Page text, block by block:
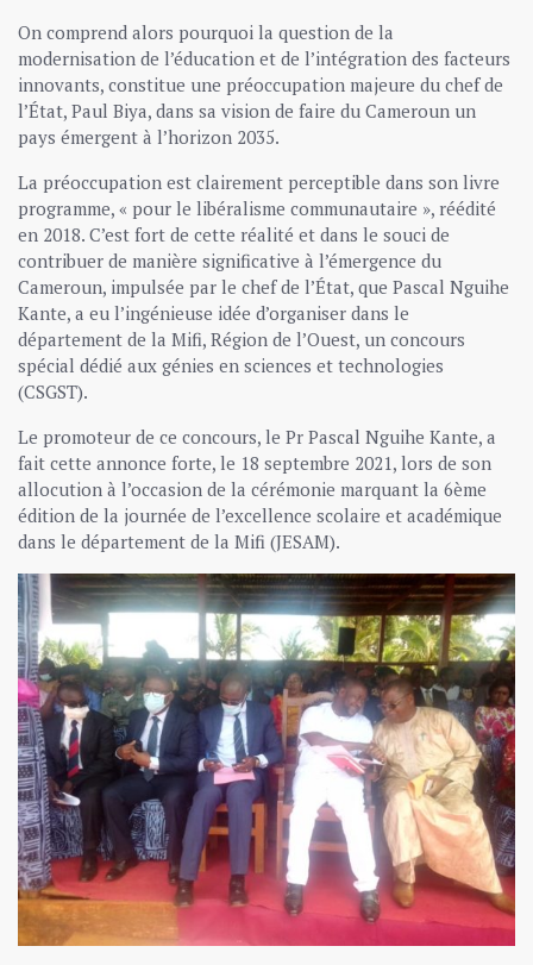
On comprend alors pourquoi la question de la
modernisation de l’éducation et de l’intégration des facteurs
innovants, constitue une préoccupation majeure du chef de
l’État, Paul Biya, dans sa vision de faire du Cameroun un
pays émergent à l’horizon 2035.
La préoccupation est clairement perceptible dans son livre
programme, « pour le libéralisme communautaire », réédité
en 2018. C’est fort de cette réalité et dans le souci de
contribuer de manière significative à l’émergence du
Cameroun, impulsée par le chef de l’État, que Pascal Nguihe
Kante, a eu l’ingénieuse idée d’organiser dans le
département de la Mifi, Région de l’Ouest, un concours
spécial dédié aux génies en sciences et technologies
(CSGST).
Le promoteur de ce concours, le Pr Pascal Nguihe Kante, a
fait cette annonce forte, le 18 septembre 2021, lors de son
allocution à l’occasion de la cérémonie marquant la 6ème
édition de la journée de l’excellence scolaire et académique
dans le département de la Mifi (JESAM).